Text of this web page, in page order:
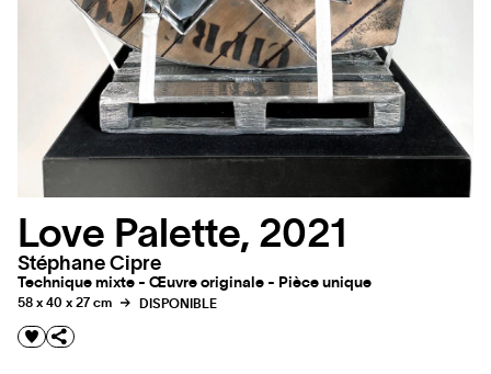
Love Palette, 2021
Stéphane Cipre
Technique mixte - Œuvre originale - Pièce unique
58 x 40 x 27 cm DISPONIBLE